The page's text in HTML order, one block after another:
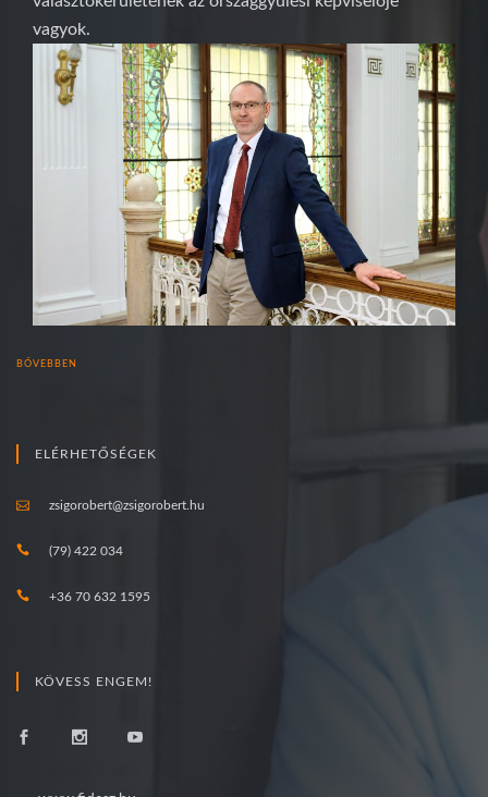
vagyok.
BŐVEBBEN
ELÉRHETŐSÉGEK
zsigorobert@zsigorobert.hu
(79) 422 034
+36 70 632 1595
KÖVESS ENGEM!